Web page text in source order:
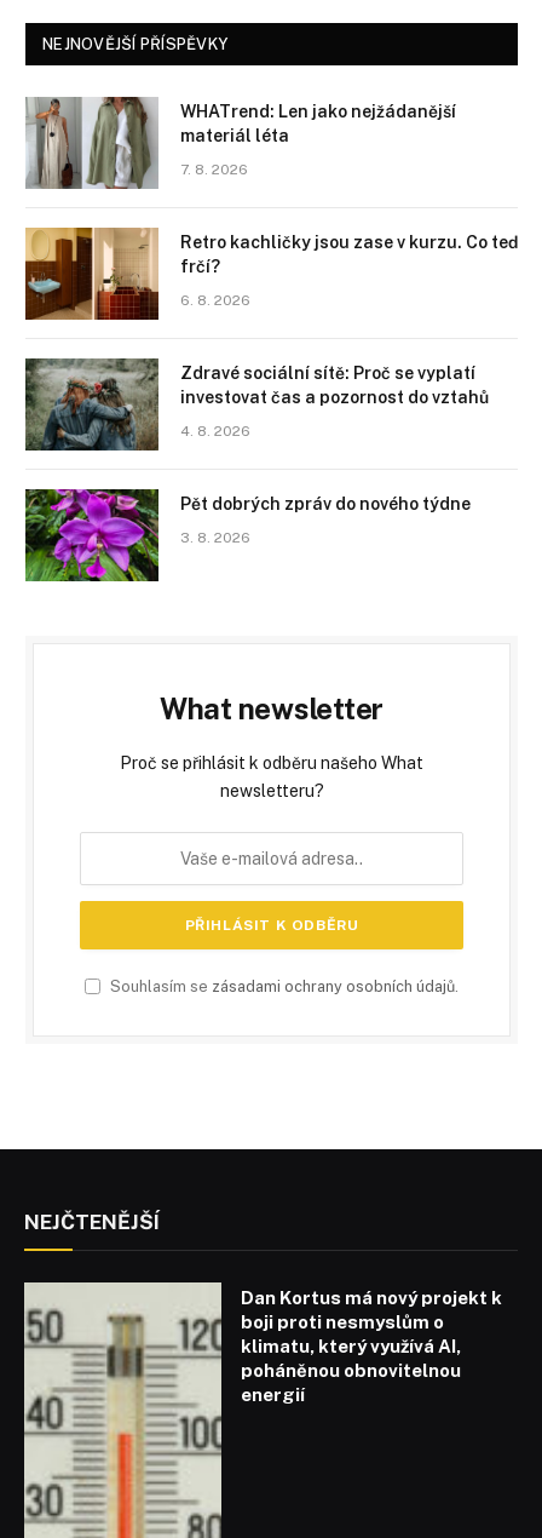
NEJNOVĚJŠÍ PŘÍSPĚVKY
WHATrend: Len jako nejžádanější
materiál léta
7. 8. 2026
Retro kachličky jsou zase v kurzu. Co teď
frčí?
6. 8. 2026
Zdravé sociální sítě: Proč se vyplatí
investovat čas a pozornost do vztahů
4. 8. 2026
Pět dobrých zpráv do nového týdne
3. 8. 2026
What newsletter
Proč se přihlásit k odběru našeho What
newsletteru?
Souhlasím se zásadami ochrany osobních údajů.
NEJČTENĚJŠÍ
Dan Kortus má nový projekt k
boji proti nesmyslům o
klimatu, který využívá AI,
poháněnou obnovitelnou
energií